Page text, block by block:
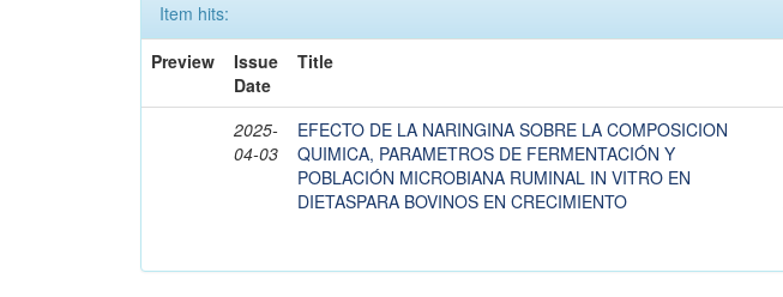
Item hits:
Preview
Issue
Date
Title
2025-
04-03
EFECTO DE LA NARINGINA SOBRE LA COMPOSICION
QUIMICA, PARAMETROS DE FERMENTACIÓN Y
POBLACIÓN MICROBIANA RUMINAL IN VITRO EN
DIETASPARA BOVINOS EN CRECIMIENTO